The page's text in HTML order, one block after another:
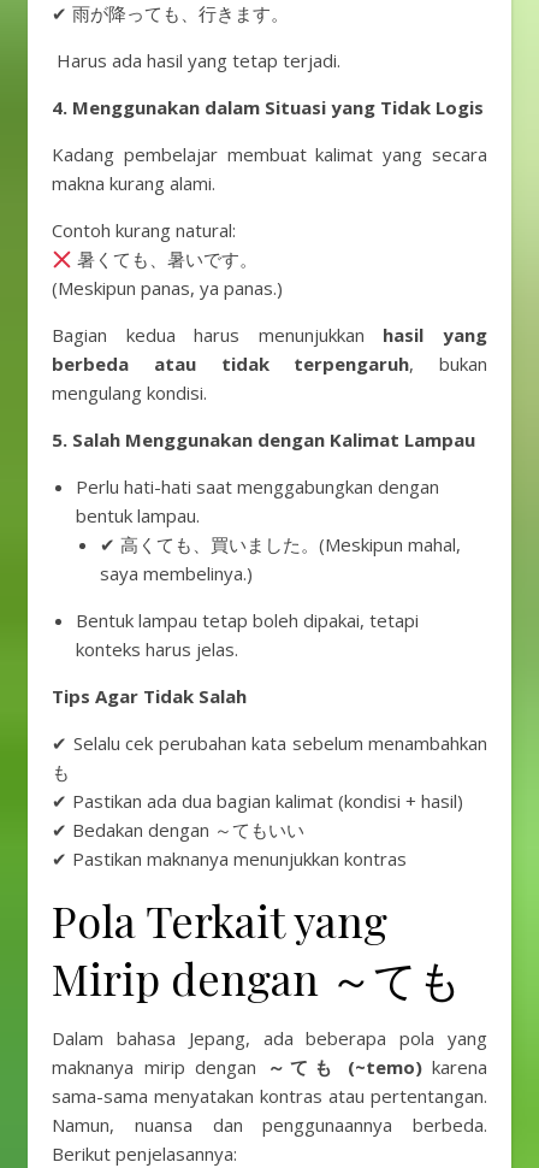
✔ 雨が降っても、行きます。
Harus ada hasil yang tetap terjadi.
4. Menggunakan dalam Situasi yang Tidak Logis
Kadang pembelajar membuat kalimat yang secara
makna kurang alami.
Contoh kurang natural:
暑くても、暑いです。
(Meskipun panas, ya panas.)
Bagian kedua harus menunjukkan hasil yang
berbeda atau tidak terpengaruh, bukan
mengulang kondisi.
5. Salah Menggunakan dengan Kalimat Lampau
Perlu hati-hati saat menggabungkan dengan
bentuk lampau.
✔ 高くても、買いました。(Meskipun mahal,
saya membelinya.)
Bentuk lampau tetap boleh dipakai, tetapi
konteks harus jelas.
Tips Agar Tidak Salah
✔ Selalu cek perubahan kata sebelum menambahkan
も
✔ Pastikan ada dua bagian kalimat (kondisi + hasil)
✔ Bedakan dengan ～てもいい
✔ Pastikan maknanya menunjukkan kontras
Pola Terkait yang
Mirip dengan ～ても
Dalam bahasa Jepang, ada beberapa pola yang
maknanya mirip dengan
～ても (~temo)karena
sama-sama menyatakan kontras atau pertentangan.
Namun, nuansa dan penggunaannya berbeda.
Berikut penjelasannya: